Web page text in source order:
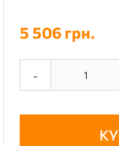
5 506 грн.
-